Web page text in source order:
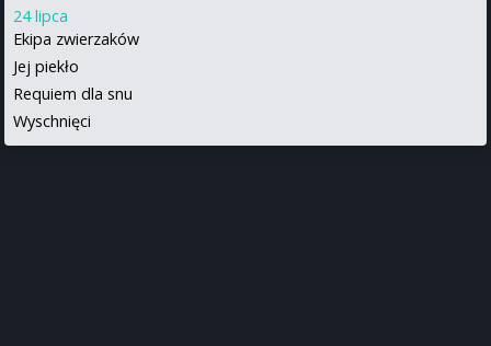
24 lipca
Ekipa zwierzaków
Jej piekło
Requiem dla snu
Wyschnięci